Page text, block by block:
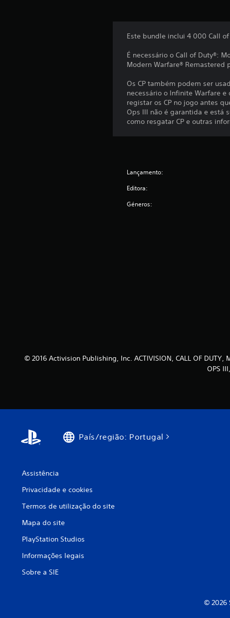
Este bundle inclui 4 000 Call
É necessário o Call of Duty®:
Modern Warfare®
Os CP também podem ser
necessário o Infinite Warfare e
registar os CP no jogo antes
Ops III não é garantida e está
como resgatar CP e outras
Lançamento:
Editora:
Géneros:
© 2016 Activision Publishing, Inc. ACTIVISION, CALL OF DUTY,
OPS
País/região: Portugal
Assistência
Privacidade e cookies
Termos de utilização do site
Mapa do site
PlayStation Studios
Informações legais
Sobre a SIE
© 2026